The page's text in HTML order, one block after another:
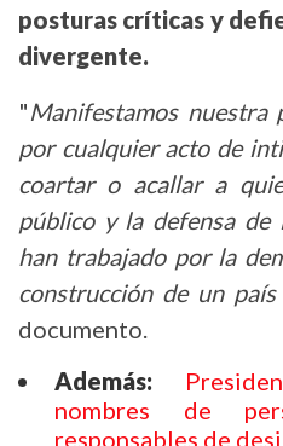
posturas críticas y
divergente.
"Manifestamos nuestra
por cualquier acto de
coartar o acallar a
público y la defensa de
han trabajado por la
construcción de un
documento.
Además:
nombres de
responsables de